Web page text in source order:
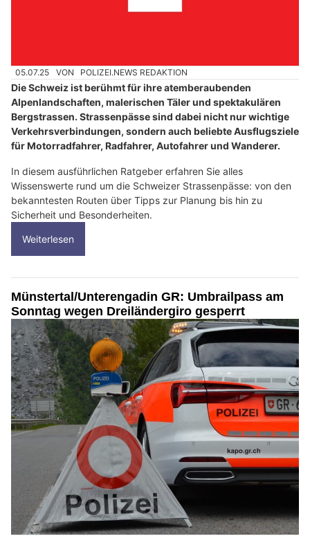
05.07.25 VON POLIZEI.NEWS REDAKTION
Die Schweiz ist berühmt für ihre atemberaubenden
Alpenlandschaften, malerischen Täler und spektakulären
Bergstrassen. Strassenpässe sind dabei nicht nur wichtige
Verkehrsverbindungen, sondern auch beliebte Ausflugsziele
für Motorradfahrer, Radfahrer, Autofahrer und Wanderer.
In diesem ausführlichen Ratgeber erfahren Sie alles
Wissenswerte rund um die Schweizer Strassenpässe: von den
bekanntesten Routen über Tipps zur Planung bis hin zu
Sicherheit und Besonderheiten.
Weiterlesen
Münstertal/Unterengadin GR: Umbrailpass am
Sonntag wegen Dreiländergiro gesperrt